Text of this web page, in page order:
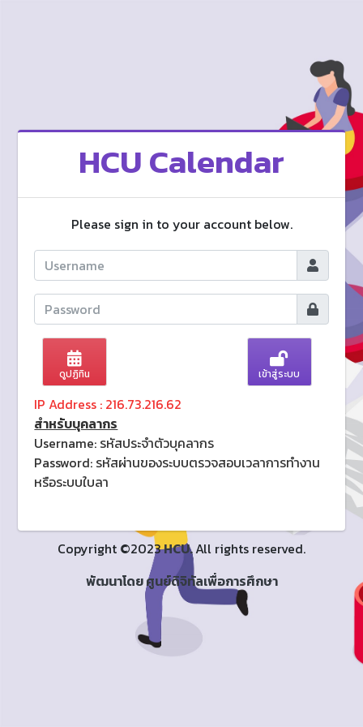
HCU Calendar
Please sign in to your account below.
ดูปฏิทิน เข้าสู่ระบบ
IP Address : 216.73.216.62
สำหรับบุคลากร
Username: รหัสประจำตัวบุคลากร
Password: รหัสผ่านของระบบตรวจสอบเวลาการทำงาน
หรือระบบใบลา
Copyright ©2023HCU.All rights reserved.
พัฒนาโดยศูนย์ดิจิทัลเพื่อการศึกษา